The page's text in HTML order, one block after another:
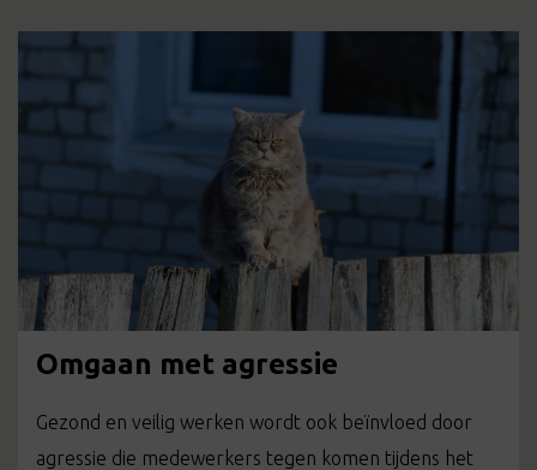
Omgaan met agressie
Gezond en veilig werken wordt ook beïnvloed door
agressie die medewerkers tegen komen tijdens het